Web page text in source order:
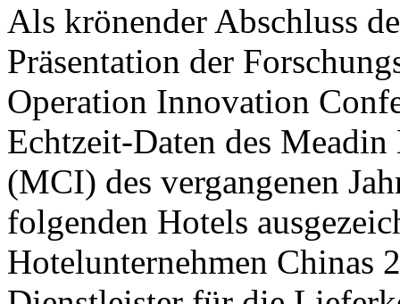
Als krönender Abschluss
Präsentation der
Operation Innovation
Echtzeit-Daten des
(MCI) des vergangenen
folgenden Hotels
Hotelunternehmen Chinas